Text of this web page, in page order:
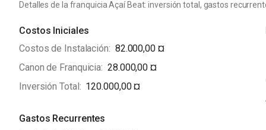
Entre as vantagens de ser um franqueado, podemos
e assistência na gestão do negócio.
No que se refere aos valores de investimento, a Açaí Beat
a diferentes perfis de investidores. O investimento inicial
ser desde um quiosque de açaí até uma loja física com
Em resumo, a franquia Açaí Beat é uma excelente opção
Detalles de la franquicia Açaí Beat: inversión total, gastos
Costos Iniciales
Costos de Instalación
82.000,00 ¤
Canon de Franquicia 28.000,00 ¤
Inversión Total
120.000,00 ¤
Gastos Recurrentes